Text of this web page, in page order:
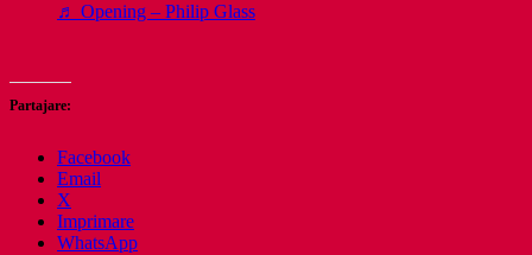
♬ Opening – Philip Glass
Partajare:
Facebook
Email
X
Imprimare
WhatsApp